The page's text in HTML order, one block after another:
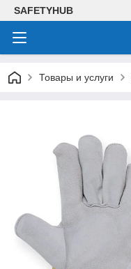
SAFETYHUB
Товары и услуги